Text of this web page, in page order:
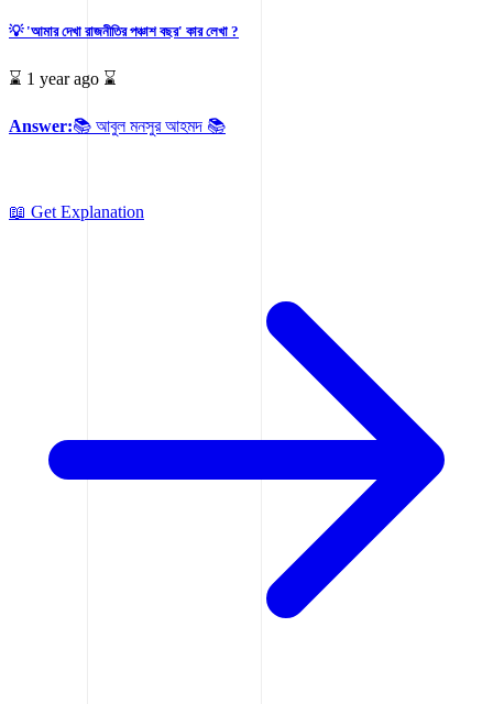
💡 'আমার দেখা রাজনীতির পঞ্চাশ বছর' কার লেখা ?
⌛ 1 year ago ⌛
Answer:📚 আবুল মনসুর আহমদ 📚
📖 Get Explanation